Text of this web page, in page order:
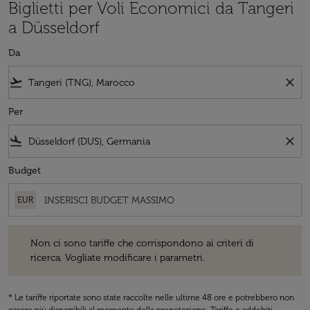
Biglietti per Voli Economici da Tangeri
a Düsseldorf
Da
flight_takeoff close
Per
flight_land close
Budget
EUR
Non ci sono tariffe che corrispondono ai criteri di
ricerca. Vogliate modificare i parametri.
* Le tariffe riportate sono state raccolte nelle ultime 48 ore e potrebbero non